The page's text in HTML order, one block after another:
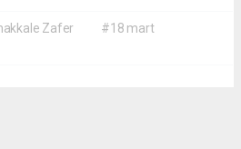
Zafer
#18 mart